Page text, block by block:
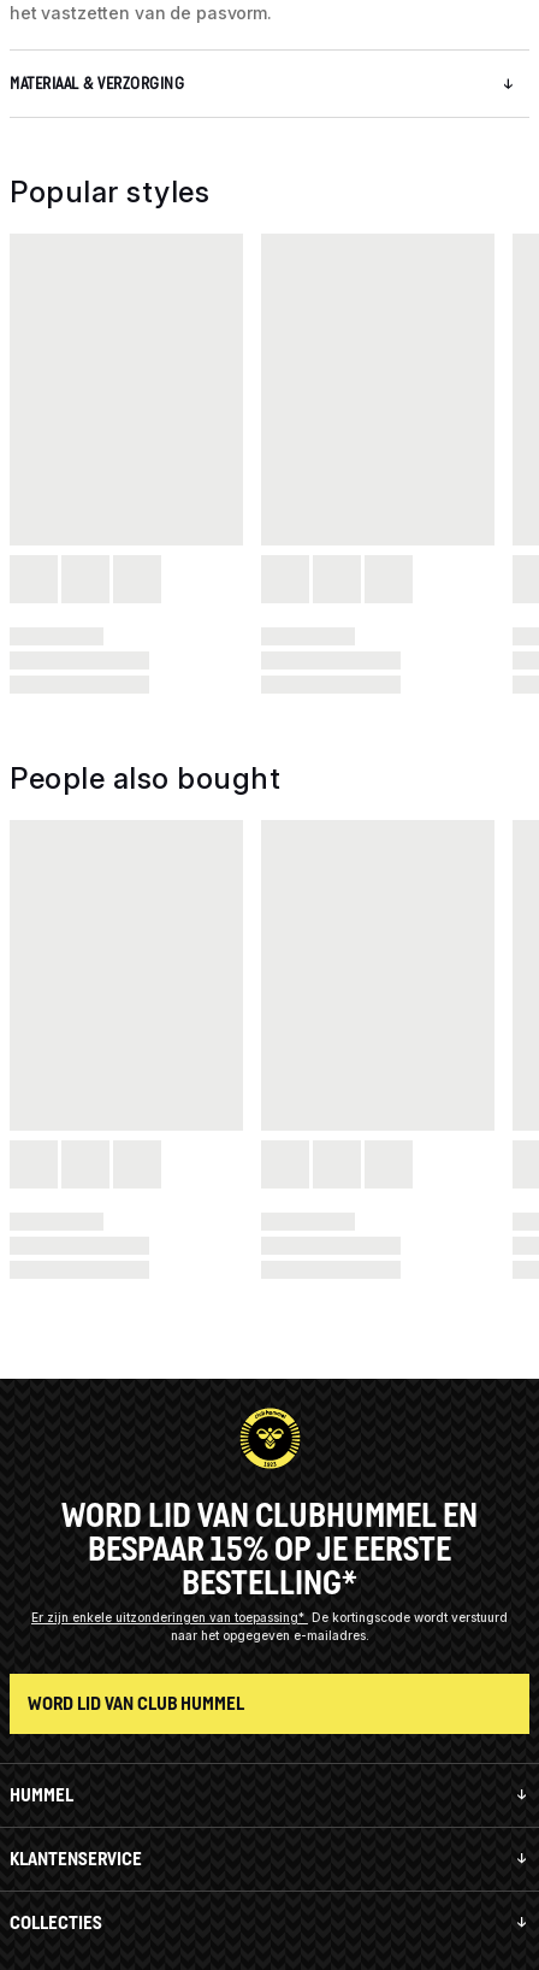
het vastzetten van de pasvorm.
MATERIAAL & VERZORGING
Popular styles
People also bought
HUMMEL
KLANTENSERVICE
COLLECTIES
WORD LID VAN CLUBHUMMEL EN
BESPAAR 15% OP JE EERSTE
BESTELLING*
Er zijn enkele uitzonderingen van toepassing*
De kortingscode wordt verstuurd
naar het opgegeven e-mailadres.
WORD LID VAN CLUB HUMMEL